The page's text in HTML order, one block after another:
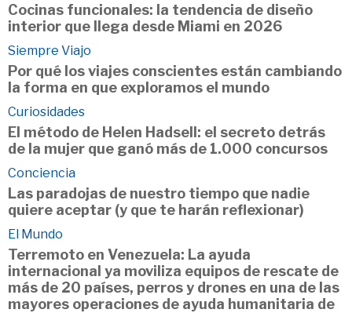
Cocinas funcionales: la tendencia de diseño
interior que llega desde Miami en 2026
Siempre Viajo
Por qué los viajes conscientes están cambiando
la forma en que exploramos el mundo
Curiosidades
El método de Helen Hadsell: el secreto detrás
de la mujer que ganó más de 1.000 concursos
Conciencia
Las paradojas de nuestro tiempo que nadie
quiere aceptar (y que te harán reflexionar)
El Mundo
Terremoto en Venezuela: La ayuda
internacional ya moviliza equipos de rescate de
más de 20 países, perros y drones en una de las
mayores operaciones de ayuda humanitaria de